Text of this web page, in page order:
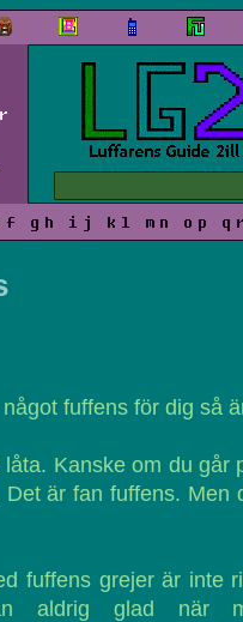
f g h i j k l m n o p q r
fuffens för dig så
låta. Kanske om du går
är fan fuffens. Men
fuffens grejer är inte
aldrig glad när